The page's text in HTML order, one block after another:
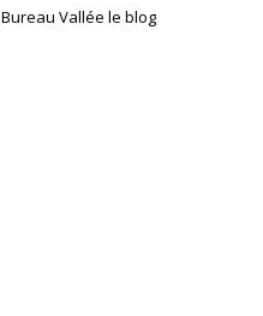
Bureau Vallée le blog